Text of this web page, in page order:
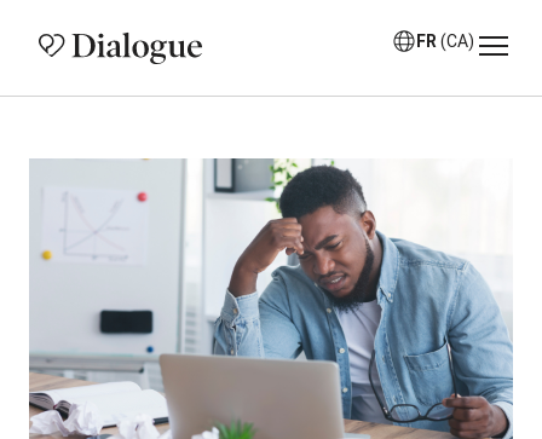
FR (CA)